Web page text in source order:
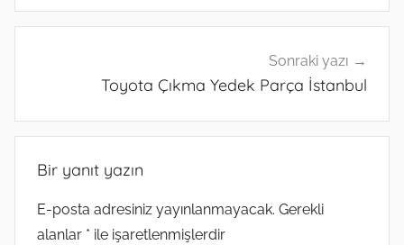
Sonraki yazı
Toyota Çıkma Yedek Parça İstanbul
Bir yanıt yazın
E-posta adresiniz yayınlanmayacak. Gerekli
alanlar * ile işaretlenmişlerdir